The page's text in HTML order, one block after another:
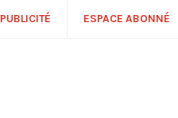
PUBLICITÉ ESPACE ABONNÉ